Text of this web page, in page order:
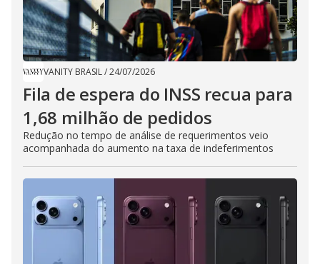
VANITY BRASIL/24/07/2026
Fila de espera do INSS recua para
1,68 milhão de pedidos
Redução no tempo de análise de requerimentos veio
acompanhada do aumento na taxa de indeferimentos